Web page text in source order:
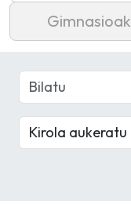
Gimnasioak